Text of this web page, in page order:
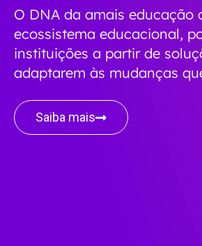
O DNA da amais
ecossistema educacional,
instituições a partir de
adaptarem às mudanças
Saiba mais